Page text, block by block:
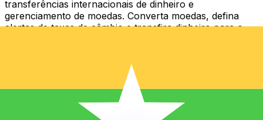
transferências internacionais de dinheiro e
gerenciamento de moedas. Converta moedas, defina
alertas de taxas de câmbio e transfira dinheiro para o